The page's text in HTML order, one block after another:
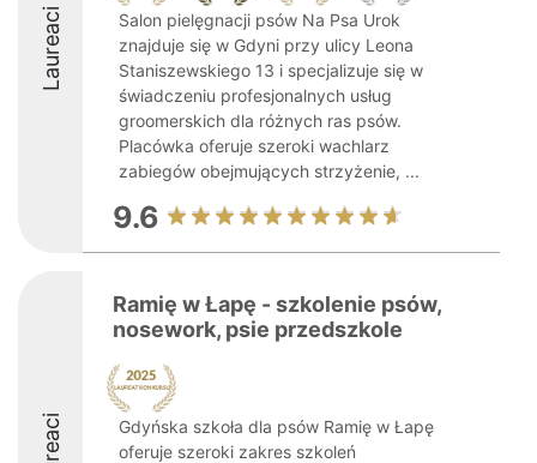
Laureaci
Salon pielęgnacji psów Na Psa Urok
znajduje się w Gdyni przy ulicy Leona
Staniszewskiego 13 i specjalizuje się w
świadczeniu profesjonalnych usług
groomerskich dla różnych ras psów.
Placówka oferuje szeroki wachlarz
zabiegów obejmujących strzyżenie, ...
9.6
Ramię w Łapę - szkolenie psów,
nosework, psie przedszkole
Gdyńska szkoła dla psów Ramię w Łapę
oferuje szeroki zakres szkoleń